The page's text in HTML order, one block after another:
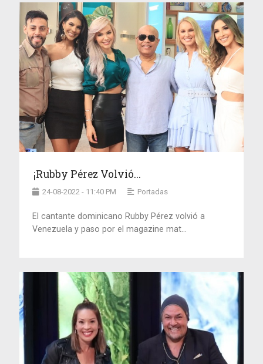
¡Rubby Pérez Volvió...
24-08-2022 - 11:40 PM Portadas
El cantante dominicano Rubby Pérez volvió a
Venezuela y paso por el magazine mat...